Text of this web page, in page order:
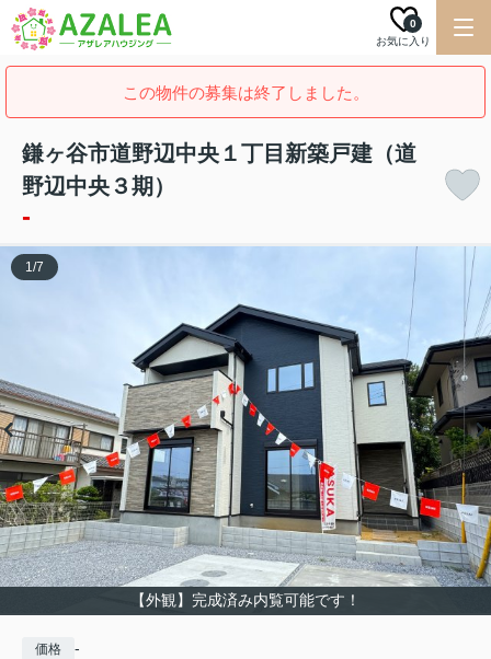
お気に入り
0
この物件の募集は終了しました。
鎌ヶ谷市道野辺中央１丁目新築戸建（道
野辺中央３期）
-
【外観】完成済み内覧可能です！
1/7
価格 -